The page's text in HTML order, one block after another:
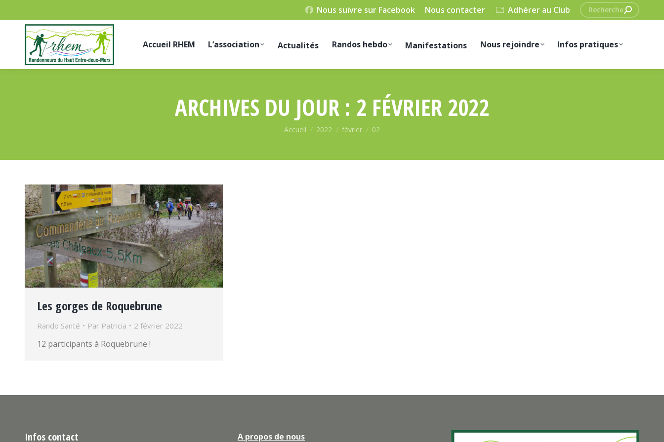
Nous suivre sur Facebook Nous contacter Adhérer au Club
Recherche
:
Accueil RHEM L’association Actualités Randos hebdo Manifestations Nous rejoindre Infos pratiques
ARCHIVES DU JOUR : 2 FÉVRIER 2022
Vous êtes ici :
Accueil 2022 février 02
Les gorges de Roquebrune
Rando Santé Par Patricia 2 février 2022
12 participants à Roquebrune !
Infos contact A propos de nous